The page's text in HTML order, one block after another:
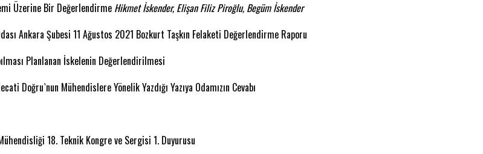
Üzerine Bir Değerlendirme Hikmet İskender, Elişan Filiz Piroğlu, Begüm İskender
Ankara Şubesi 11 Ağustos 2021 Bozkurt Taşkın Felaketi Değerlendirme Raporu
Planlanan İskelenin Değerlendirilmesi
Doğru`nun Mühendislere Yönelik Yazdığı Yazıya Odamızın Cevabı
18. Teknik Kongre ve Sergisi 1. Duyurusu